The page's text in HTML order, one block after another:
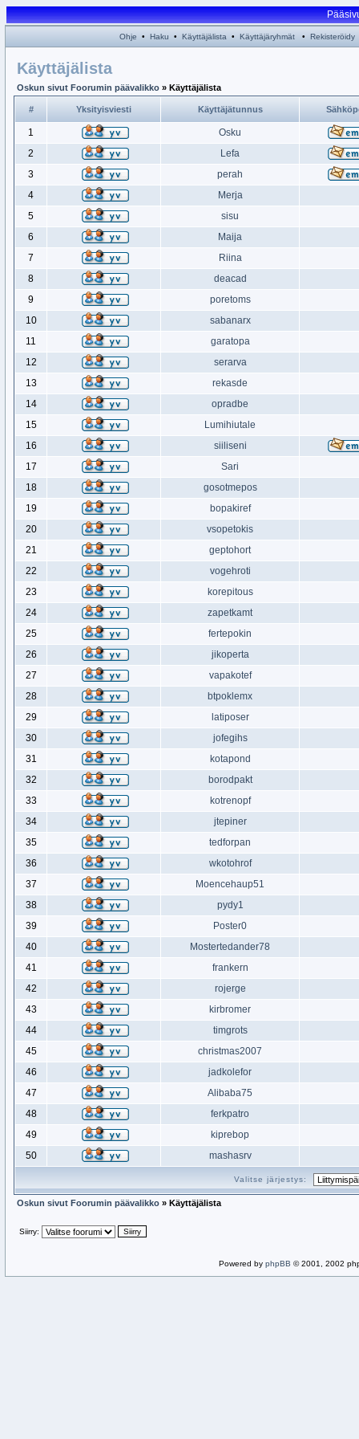
Ohje • Haku • Käyttäjälista • Käyttäjäryhmät• Rekisteröidy
Käyttäjälista
Oskun sivut Foorumin päävalikko » Käyttäjälista
# Yksityisviesti Käyttäjätunnus
1
Osku
2
Lefa
3
perah
4
Merja
5
sisu
6
Maija
7
Riina
8
deacad
9
poretoms
10
sabanarx
11
garatopa
12
serarva
13
rekasde
14
opradbe
15
Lumihiutale
16
siiliseni
17
Sari
18
gosotmepos
19
bopakiref
20
vsopetokis
21
geptohort
22
vogehroti
23
korepitous
24
zapetkamt
25
fertepokin
26
jikoperta
27
vapakotef
28
btpoklemx
29
latiposer
30
jofegihs
31
kotapond
32
borodpakt
33
kotrenopf
34
jtepiner
35
tedforpan
36
wkotohrof
37
Moencehaup51
38
pydy1
39
Poster0
40
Mostertedander78
41
frankern
42
rojerge
43
kirbromer
44
timgrots
45
christmas2007
46
jadkolefor
47
Alibaba75
48
ferkpatro
49
kiprebop
50
mashasrv
Valitse järjestys:
Oskun sivut Foorumin päävalikko » Käyttäjälista
Siirry:
Powered by phpBB © 2001, 2002